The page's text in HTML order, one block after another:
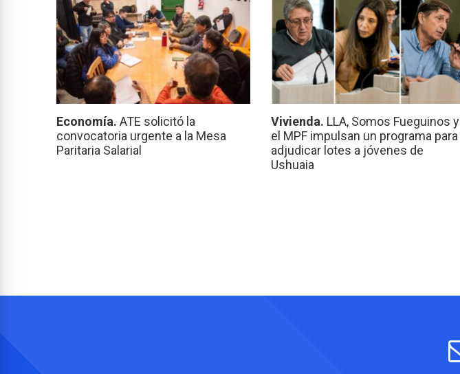
Economía. ATE solicitó la
convocatoria urgente a la Mesa
Paritaria Salarial
Vivienda. LLA, Somos Fueguinos y
el MPF impulsan un programa para
adjudicar lotes a jóvenes de
Ushuaia